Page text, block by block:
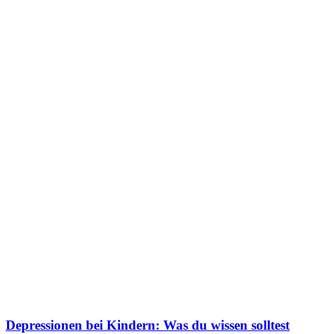
Depressionen bei Kindern: Was du wissen solltest